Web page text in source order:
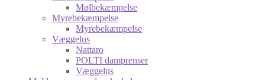
Mølbekæmpelse
Myrebekæmpelse
Myrebekæmpelse
Væggelus
Nattaro
POLTI damprenser
Væggelus